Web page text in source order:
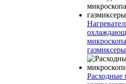
газмиксеры
Расходные